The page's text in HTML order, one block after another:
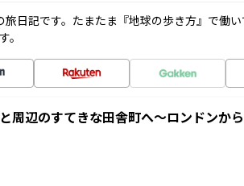
日記です。たまたま『地球の歩き方』で働
。
周辺のすてきな田舎町へ～ロンドンか